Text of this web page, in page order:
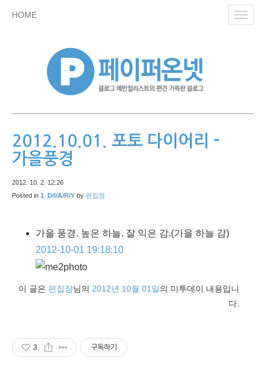
HOME
2012.10.01. 포토 다이어리 -
가을풍경
2012. 10. 2. 12:26
Posted in 1_D/I/A/R/Y by 편집장
가을 풍경. 높은 하늘. 잘 익은 감.(가을 하늘 감)
2012-10-01 19:18:10
이 글은 편집장님의 2012년 10월 01일의 미투데이 내용입니
다.
3 구독하기